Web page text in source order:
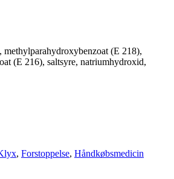
methylparahydroxybenzoat (E 218),
(E 216), saltsyre, natriumhydroxid,
, Forstoppelse, Håndkøbsmedicin